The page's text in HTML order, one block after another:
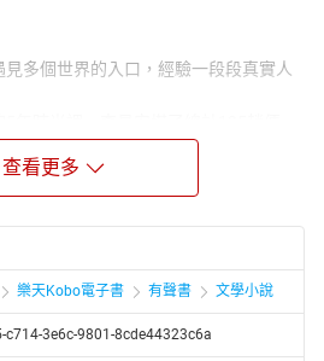
多個世界的入口，經驗一段段真實人
中亞，移動了3萬5千6百公里。《搭便車
裝載了他不斷移動的冒險歲月。
意外。隨著經驗增多，他發現，搭便車
手冊的留白、旅行團體驗不了的生活，
一點也不，因為會選擇如此旅行，和會
往往有著相同特質。而地圖上的空白處
車正是田野調查這些空白裡人、事、物
查看更多
樂天Kobo電子書 有聲書 文學小說
c714-3e6c-9801-8cde44323c6a